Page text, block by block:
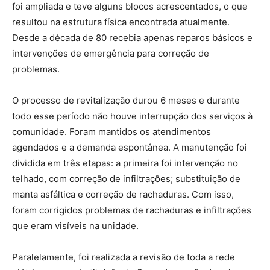
foi ampliada e teve alguns blocos acrescentados, o que
resultou na estrutura física encontrada atualmente.
Desde a década de 80 recebia apenas reparos básicos e
intervenções de emergência para correção de
problemas.
O processo de revitalização durou 6 meses e durante
todo esse período não houve interrupção dos serviços à
comunidade. Foram mantidos os atendimentos
agendados e a demanda espontânea. A manutenção foi
dividida em três etapas: a primeira foi intervenção no
telhado, com correção de infiltrações; substituição de
manta asfáltica e correção de rachaduras. Com isso,
foram corrigidos problemas de rachaduras e infiltrações
que eram visíveis na unidade.
Paralelamente, foi realizada a revisão de toda a rede